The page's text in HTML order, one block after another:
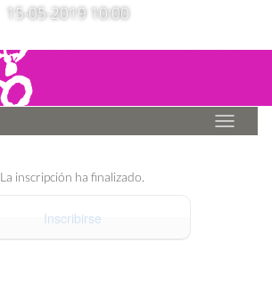
15-05-2019 10:00
Idioma
La inscripción ha finalizado.
Inscribirse